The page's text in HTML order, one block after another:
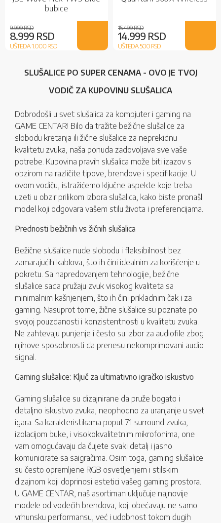
bubice
9.999 RSD
8.999 RSD
UŠTEDA 1.000RSD
15.499 RSD
14.999 RSD
UŠTEDA 500RSD
SLUŠALICE PO SUPER CENAMA - OVO JE TVOJ
VODIČ ZA KUPOVINU SLUŠALICA
Dobrodošli u svet slušalica za kompjuter i gaming na
GAME CENTAR! Bilo da tražite bežične slušalice za
slobodu kretanja ili žične slušalice za neprekidnu
kvalitetu zvuka, naša ponuda zadovoljava sve vaše
potrebe. Kupovina pravih slušalica može biti izazov s
obzirom na različite tipove, brendove i specifikacije. U
ovom vodiču, istražićemo ključne aspekte koje treba
uzeti u obzir prilikom izbora slušalica, kako biste pronašli
model koji odgovara vašem stilu života i preferencijama.
Prednosti bežičnih vs žičnih slušalica
Bežične slušalice nude slobodu i fleksibilnost bez
zamarajućih kablova, što ih čini idealnim za korišćenje u
pokretu. Sa napredovanjem tehnologije, bežične
slušalice sada pružaju zvuk visokog kvaliteta sa
minimalnim kašnjenjem, što ih čini prikladnim čak i za
gaming. Nasuprot tome, žične slušalice su poznate po
svojoj pouzdanosti i konzistentnosti u kvalitetu zvuka.
Ne zahtevaju punjenje i često su izbor za audiofile zbog
njihove sposobnosti da prenesu nekomprimovani audio
signal.
Gaming slušalice: Ključ za ultimativno igračko iskustvo
Gaming slušalice su dizajnirane da pruže bogato i
detaljno iskustvo zvuka, neophodno za uranjanje u svet
igara. Sa karakteristikama poput 7.1 surround zvuka,
izolacijom buke, i visokokvalitetnim mikrofonima, one
vam omogućavaju da čujete svaki detalj i jasno
komunicirate sa saigračima. Osim toga, gaming slušalice
su često opremljene RGB osvetljenjem i stilskim
dizajnom koji doprinosi estetici vašeg gaming prostora.
U GAME CENTAR, naš asortiman uključuje najnovije
modele od vodećih brendova, koji obećavaju ne samo
vrhunsku performansu, već i udobnost tokom dugih